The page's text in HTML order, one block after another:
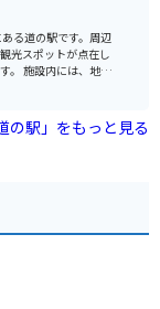
しょうか。
きます。道の駅から
グの休憩場所として
が広がっているの
めます。 山之口
牧場のソフトクリー
る道の駅です。周辺
光スポットが点在し
元
トランがあり、霧島
きます。 バイク
憩場所としても最適
るスポットなど魅力
島観光の拠点とし
の駅」をもっと見る